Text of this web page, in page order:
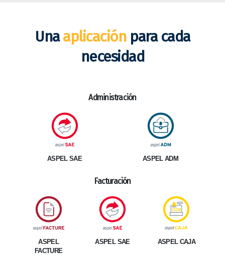
Unaaplicaciónpara cada
necesidad
Administración
ASPEL SAE ASPEL ADM
Facturación
ASPEL
FACTURE
ASPEL SAE ASPEL CAJA